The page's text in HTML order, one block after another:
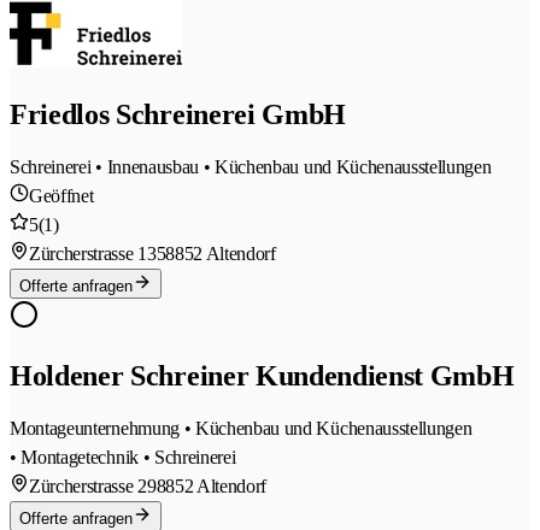
Friedlos Schreinerei GmbH
Schreinerei • Innenausbau • Küchenbau und Küchenausstellungen
Geöffnet
5(1)
Zürcherstrasse 1358852 Altendorf
Offerte anfragen
Holdener Schreiner Kundendienst GmbH
Montageunternehmung • Küchenbau und Küchenausstellungen
• Montagetechnik • Schreinerei
Zürcherstrasse 298852 Altendorf
Offerte anfragen